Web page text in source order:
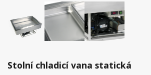
Stolní chladicí vana statická